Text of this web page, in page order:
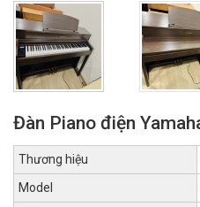
Đàn Piano điện
Thương hiệu
Model